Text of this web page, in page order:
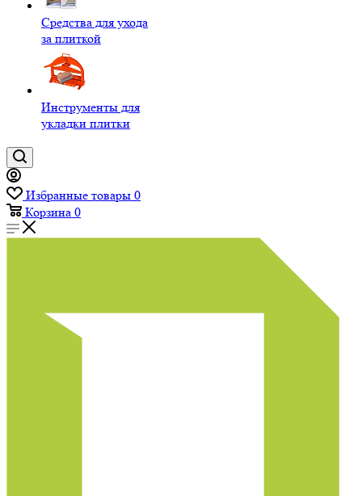
Средства для ухода
за плиткой
Инструменты для
укладки плитки
Избранные товары 0
Корзина 0